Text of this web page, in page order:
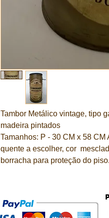
Tambor Metálico vintage, tipo
madeira pintados
Tamanhos: P - 30 CM x 58
quente a escolher, cor
borracha para proteção do